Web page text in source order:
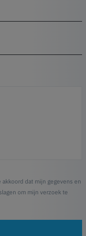
akkoord dat mijn gegevens en
om mijn verzoek te